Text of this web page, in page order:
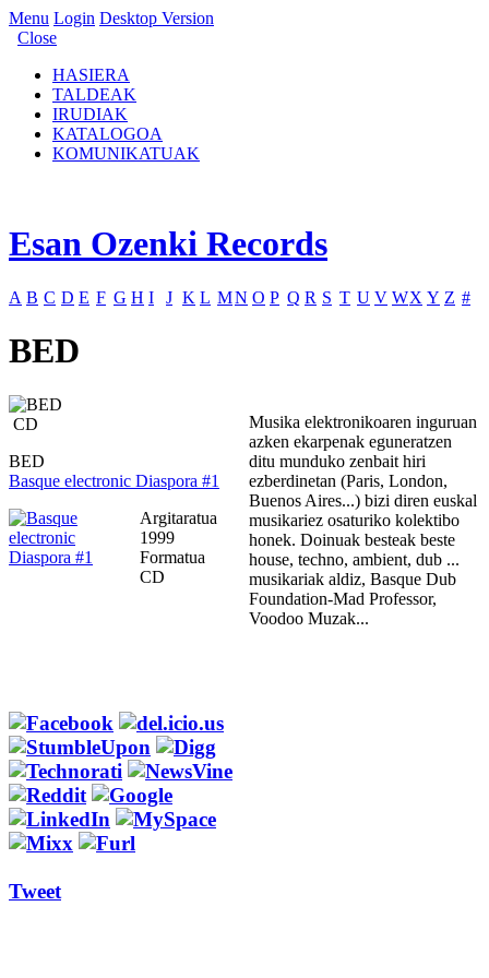
Menu Login Desktop Version
Close
HASIERA
TALDEAK
IRUDIAK
KATALOGOA
KOMUNIKATUAK
Esan Ozenki Records
A B C D E F G H I J K L MN O P Q R S T U V WX Y Z #
BED
CD
BED
Basque electronic Diaspora #1
Argitaratua
1999
Formatua
CD
Tweet
Musika elektronikoaren inguruan
azken ekarpenak eguneratzen
ditu munduko zenbait hiri
ezberdinetan (Paris, London,
Buenos Aires...) bizi diren euskal
musikariez osaturiko kolektibo
honek. Doinuak besteak beste
house, techno, ambient, dub ...
musikariak aldiz, Basque Dub
Foundation-Mad Professor,
Voodoo Muzak...